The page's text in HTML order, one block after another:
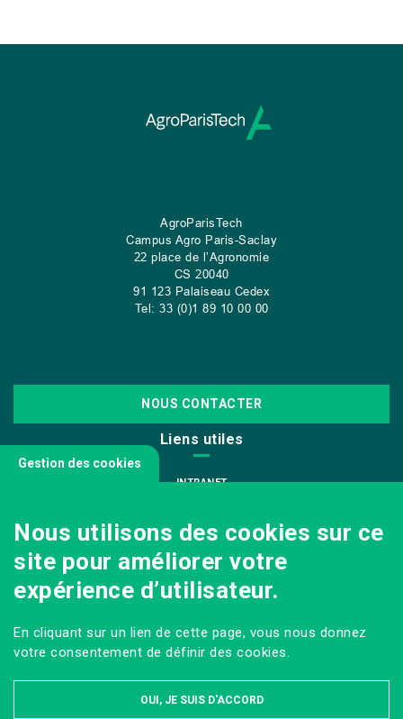
AgroParisTech
Campus Agro Paris-Saclay
22 place de l’Agronomie
CS 20040
91 123 Palaiseau Cedex
Tel: 33 (0)1 89 10 00 00
NOUS CONTACTER
Liens utiles
INTRANET
INFODOC
PÔLE IMAGE
PRESSE
Sur les réseaux
Gestion des cookies
Nous utilisons des cookies sur ce
site pour améliorer votre
expérience d’utilisateur.
En cliquant sur un lien de cette page, vous nous donnez
votre consentement de définir des cookies.
OUI, JE SUIS D'ACCORD